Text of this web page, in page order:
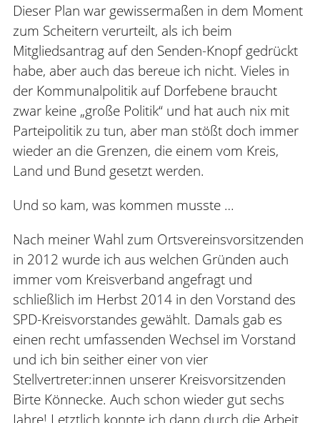
Dieser Plan war gewissermaßen in dem Moment
zum Scheitern verurteilt, als ich beim
Mitgliedsantrag auf den Senden-Knopf gedrückt
habe, aber auch das bereue ich nicht. Vieles in
der Kommunalpolitik auf Dorfebene braucht
zwar keine „große Politik“ und hat auch nix mit
Parteipolitik zu tun, aber man stößt doch immer
wieder an die Grenzen, die einem vom Kreis,
Land und Bund gesetzt werden.
Und so kam, was kommen musste …
Nach meiner Wahl zum Ortsvereinsvorsitzenden
in 2012 wurde ich aus welchen Gründen auch
immer vom Kreisverband angefragt und
schließlich im Herbst 2014 in den Vorstand des
SPD-Kreisvorstandes gewählt. Damals gab es
einen recht umfassenden Wechsel im Vorstand
und ich bin seither einer von vier
Stellvertreter:innen unserer Kreisvorsitzenden
Birte Könnecke. Auch schon wieder gut sechs